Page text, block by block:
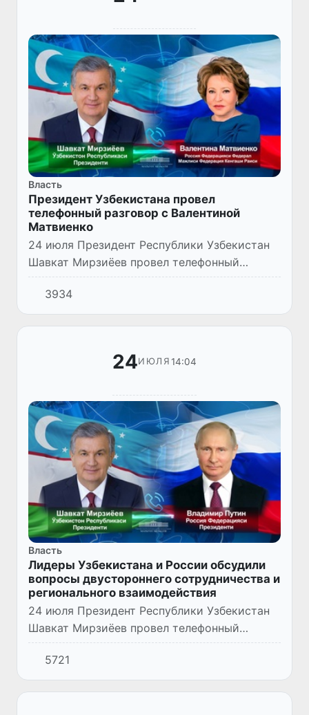
Власть
Президент Узбекистана провел
телефонный разговор с Валентиной
Матвиенко
24 июля Президент Республики Узбекистан
Шавкат Мирзиёев провел телефонный
разговор с Председателем Совета
Федерации Федерального Собрания
Российской Федерации Валентиной
Матвиенко.
3934
24ИЮЛЯ 14:04
Власть
Лидеры Узбекистана и России обсудили
вопросы двустороннего сотрудничества и
регионального взаимодействия
24 июля Президент Республики Узбекистан
Шавкат Мирзиёев провел телефонный
разговор с Президентом Российской
Федерации Владимиром Путиным.
5721